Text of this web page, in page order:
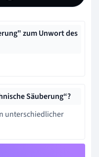
zum Unwort des
Säuberung“?
unterschiedlicher